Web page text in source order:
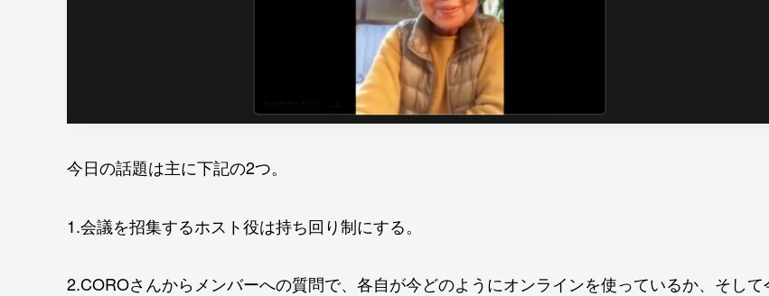
今日の話題は主に下記の2つ。
1.会議を招集するホスト役は持ち回り制にする。
2.COROさんからメンバーへの質問で、各自が今どのようにオンラインを使っているか、そして